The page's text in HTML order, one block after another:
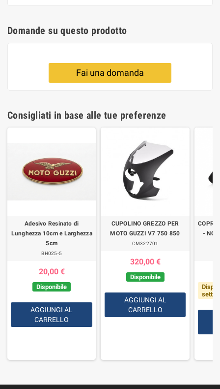
Domande su questo prodotto
Fai una domanda
Consigliati in base alle tue preferenze
Adesivo Resinato di
Lunghezza 10cm e Larghezza
5cm
BH025-5
20,00 €
Disponibile
AGGIUNGI AL
CARRELLO
CUPOLINO GREZZO PER
MOTO GUZZI V7 750 850
CM322701
320,00 €
Disponibile
AGGIUNGI AL
CARRELLO
-